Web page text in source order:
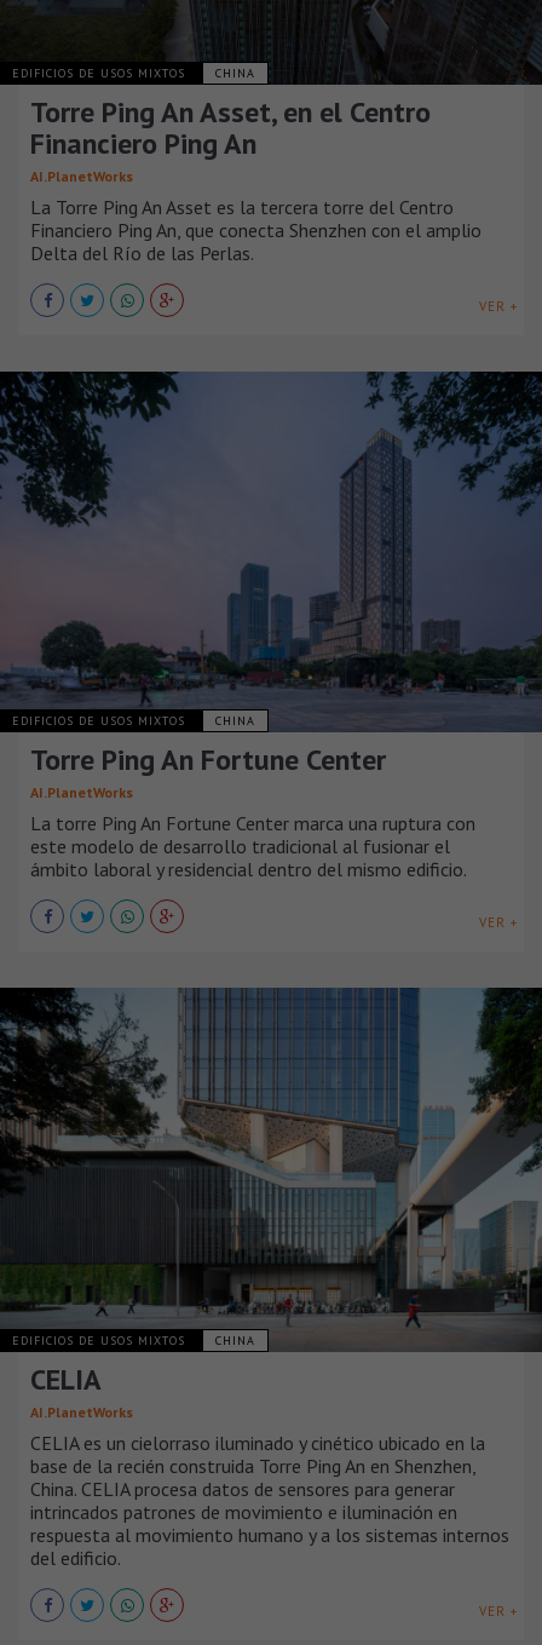
EDIFICIOS DE USOS MIXTOS CHINA
Torre Ping An Asset, en el Centro
Financiero Ping An
AI.PlanetWorks
La Torre Ping An Asset es la tercera torre del Centro
Financiero Ping An, que conecta Shenzhen con el amplio
Delta del Río de las Perlas.
VER +
EDIFICIOS DE USOS MIXTOS CHINA
Torre Ping An Fortune Center
AI.PlanetWorks
La torre Ping An Fortune Center marca una ruptura con
este modelo de desarrollo tradicional al fusionar el
ámbito laboral y residencial dentro del mismo edificio.
VER +
EDIFICIOS DE USOS MIXTOS CHINA
CELIA
AI.PlanetWorks
CELIA es un cielorraso iluminado y cinético ubicado en la
base de la recién construida Torre Ping An en Shenzhen,
China. CELIA procesa datos de sensores para generar
intrincados patrones de movimiento e iluminación en
respuesta al movimiento humano y a los sistemas internos
del edificio.
VER +